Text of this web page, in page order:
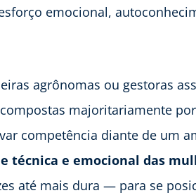
emocional,
agrônomas ou gestoras
majoritariamente
competência diante de um
técnica e emocional das
até mais dura — para se